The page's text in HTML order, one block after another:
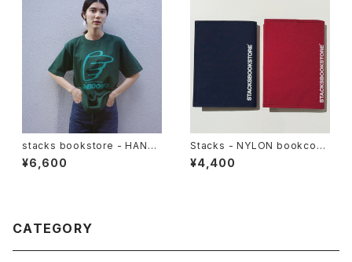
stacks bookstore - HAND
S '26 Tee
¥6,600
Stacks - NYLON bookcove
r for TANKOUBON
¥4,400
CATEGORY